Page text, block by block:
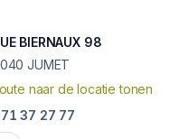
BIERNAUX 98
JUMET
naar de locatie tonen
37 27 77